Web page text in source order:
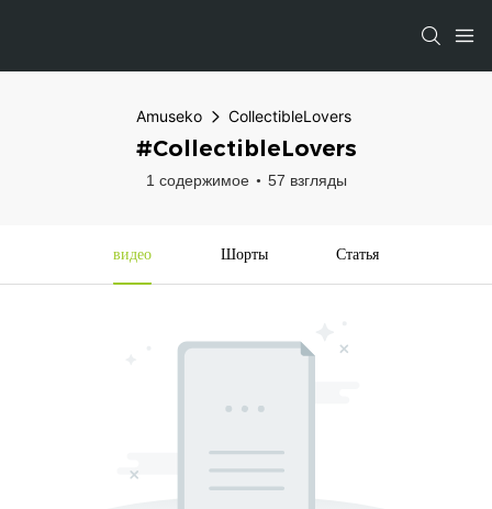
Amuseko CollectibleLovers
#CollectibleLovers
1 содержимое 57 взгляды
видео Шорты Статья